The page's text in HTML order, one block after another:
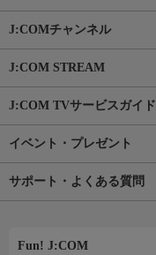
J:COMチャンネル
J:COM STREAM
J:COM TVサービスガイド
イベント・プレゼント
サポート・よくある質問
Fun! J:COM